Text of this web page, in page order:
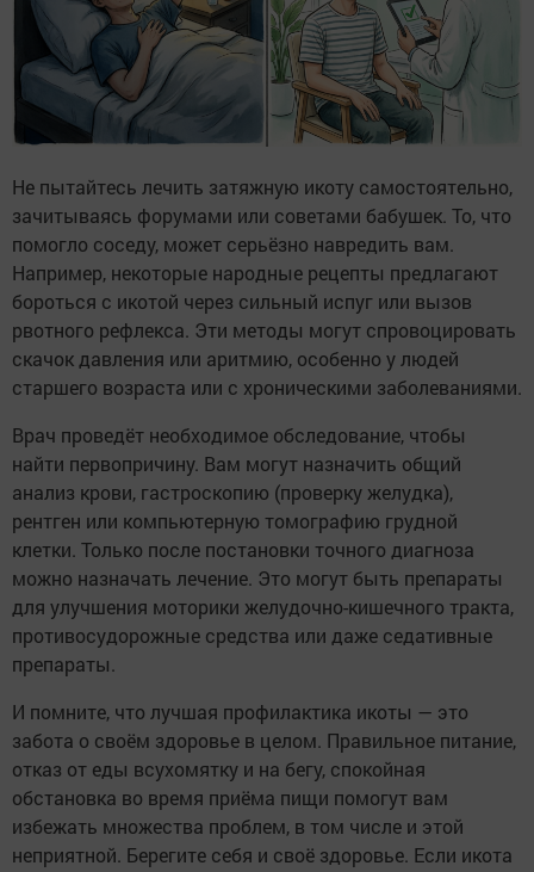
Не пытайтесь лечить затяжную икоту самостоятельно,
зачитываясь форумами или советами бабушек. То, что
помогло соседу, может серьёзно навредить вам.
Например, некоторые народные рецепты предлагают
бороться с икотой через сильный испуг или вызов
рвотного рефлекса. Эти методы могут спровоцировать
скачок давления или аритмию, особенно у людей
старшего возраста или с хроническими заболеваниями.
Врач проведёт необходимое обследование, чтобы
найти первопричину. Вам могут назначить общий
анализ крови, гастроскопию (проверку желудка),
рентген или компьютерную томографию грудной
клетки. Только после постановки точного диагноза
можно назначать лечение. Это могут быть препараты
для улучшения моторики желудочно-кишечного тракта,
противосудорожные средства или даже седативные
препараты.
И помните, что лучшая профилактика икоты — это
забота о своём здоровье в целом. Правильное питание,
отказ от еды всухомятку и на бегу, спокойная
обстановка во время приёма пищи помогут вам
избежать множества проблем, в том числе и этой
неприятной. Берегите себя и своё здоровье. Если икота